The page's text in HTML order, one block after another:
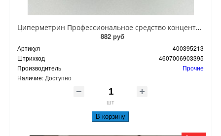
Циперметрин Профессиональное средство концентрат эмульсии 25% для уничтожения тараканов, мух,комаров, блох, клопов, муравьев, ос 50 мл
882 руб
Артикул
400395213
Штрихкод
4607006903395
Производитель
Прочие
Наличие: Доступно
шт
В корзину